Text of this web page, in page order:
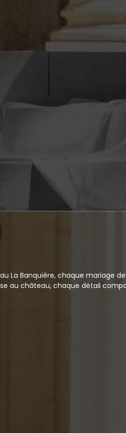
La Banquière, chaque mariage
au château, chaque détail